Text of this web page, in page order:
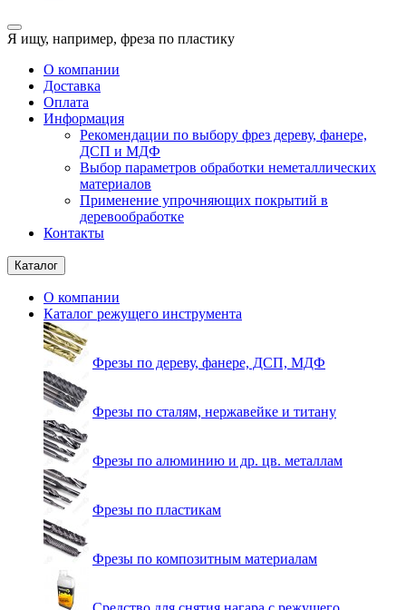
Я ищу, например, фреза по пластику
О компании
Доставка
Оплата
Информация
Рекомендации по выбору фрез дереву, фанере,
ДСП и МДФ
Выбор параметров обработки неметаллических
материалов
Применение упрочняющих покрытий в
деревообработке
Контакты
Каталог
О компании
Каталог режущего инструмента
Фрезы по дереву, фанере, ДСП, МДФ
Фрезы по сталям, нержавейке и титану
Фрезы по алюминию и др. цв. металлам
Фрезы по пластикам
Фрезы по композитным материалам